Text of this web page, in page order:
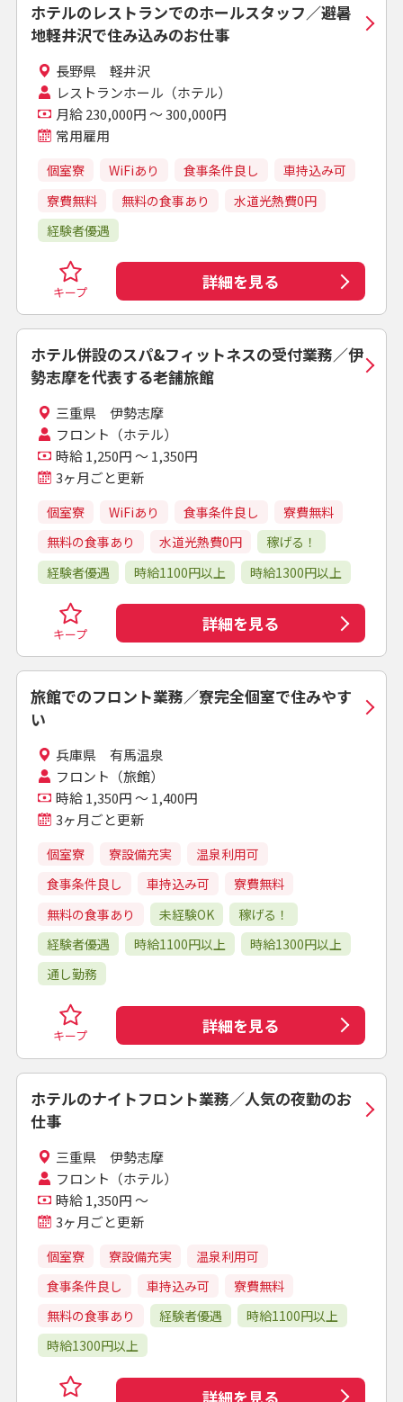
ホテルのレストランでのホールスタッフ／避暑
地軽井沢で住み込みのお仕事
長野県 軽井沢
レストランホール（ホテル）
月給 230,000円 ～ 300,000円
常用雇用
個室寮 WiFiあり 食事条件良し
車持込み可
寮費無料
無料の食事あり
水道光熱費0円
経験者優遇
キープ 詳細を見る
ホテル併設のスパ&フィットネスの受付業務／伊
勢志摩を代表する老舗旅館
三重県 伊勢志摩
フロント（ホテル）
時給 1,250円 ～ 1,350円
3ヶ月ごと更新
個室寮 WiFiあり 食事条件良し
寮費無料
無料の食事あり
水道光熱費0円
稼げる！
経験者優遇
時給1100円以上 時給1300円以上
キープ 詳細を見る
旅館でのフロント業務／寮完全個室で住みやす
い
兵庫県 有馬温泉
フロント（旅館）
時給 1,350円 ～ 1,400円
3ヶ月ごと更新
個室寮 寮設備充実
温泉利用可
食事条件良し
車持込み可
寮費無料
無料の食事あり
未経験OK
稼げる！
経験者優遇
時給1100円以上
時給1300円以上
通し勤務
キープ 詳細を見る
ホテルのナイトフロント業務／人気の夜勤のお
仕事
三重県 伊勢志摩
フロント（ホテル）
時給 1,350円 ～
3ヶ月ごと更新
個室寮 寮設備充実
温泉利用可
食事条件良し
車持込み可
寮費無料
無料の食事あり
経験者優遇
時給1100円以上
時給1300円以上
詳細を見る